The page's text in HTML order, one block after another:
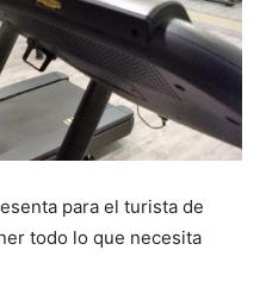
para el turista de
todo lo que necesita